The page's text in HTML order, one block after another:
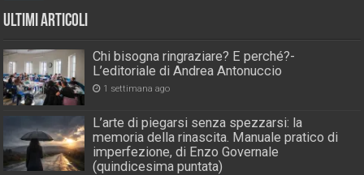
Ultimi Articoli
Chi bisogna ringraziare? E perché?-
L’editoriale di Andrea Antonuccio
1 settimana ago
L’arte di piegarsi senza spezzarsi: la
memoria della rinascita. Manuale pratico di
imperfezione, di Enzo Governale
(quindicesima puntata)